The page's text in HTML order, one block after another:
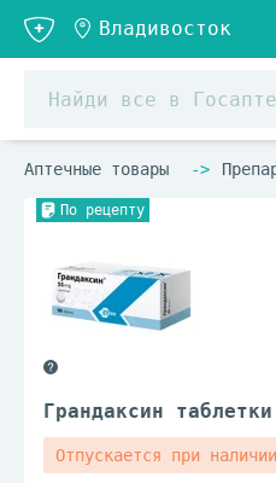
Аптечные товары
По рецепту
Грандаксин
Отпускается при